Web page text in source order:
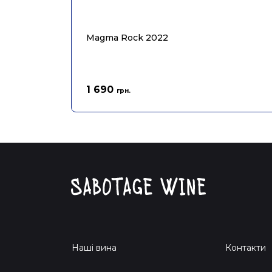
Magma Rock 2022
1 690 грн.
Наші вина Контакти